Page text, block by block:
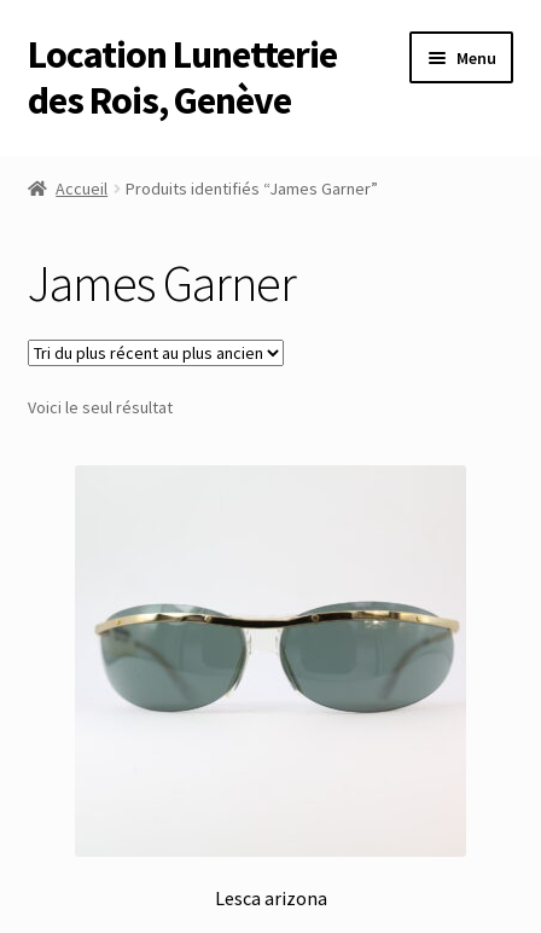
Aller
à
la
Aller
au
contenu
Location Lunetterie
des Rois, Genève
Menu
Commande
Compte
Compte
Mon Compte
Accueil Produits identifiés “James Garner”
James Garner
Voici le seul résultat
Lesca arizona